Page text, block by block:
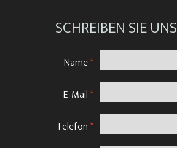
SCHREIBEN SIE UNS
Name*
E-Mail*
Telefon*